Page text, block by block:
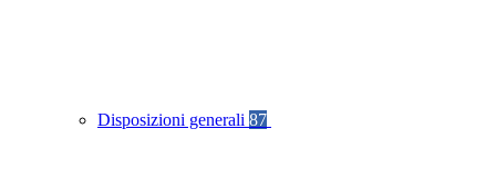
Disposizioni generali 87